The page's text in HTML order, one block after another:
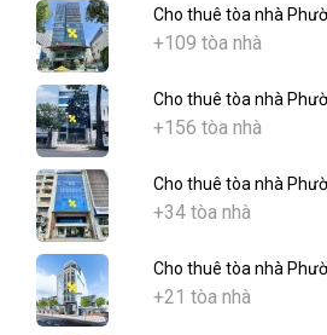
Cho thuê tòa nhà
+109 tòa nhà
Cho thuê tòa nhà
+156 tòa nhà
Cho thuê tòa nhà
+34 tòa nhà
Cho thuê tòa nhà
+21 tòa nhà